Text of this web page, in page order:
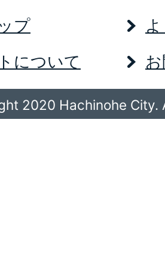
プ
について
2020 Hachinohe City.